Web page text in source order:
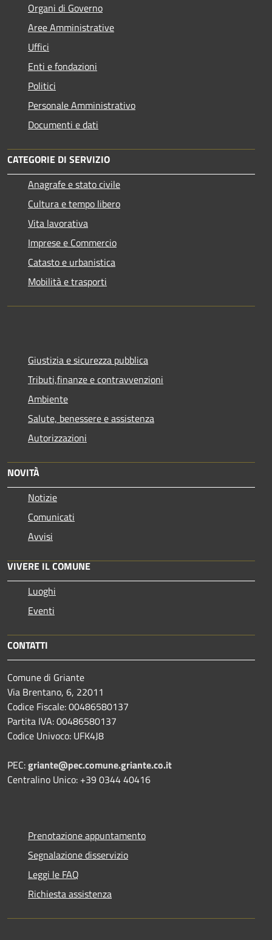
Organi di Governo
Aree Amministrative
Uffici
Enti e fondazioni
Politici
Personale Amministrativo
Documenti e dati
CATEGORIE DI SERVIZIO
Anagrafe e stato civile
Cultura e tempo libero
Vita lavorativa
Imprese e Commercio
Catasto e urbanistica
Mobilità e trasporti
Giustizia e sicurezza pubblica
Tributi,finanze e contravvenzioni
Ambiente
Salute, benessere e assistenza
Autorizzazioni
NOVITÀ
Notizie
Comunicati
Avvisi
VIVERE IL COMUNE
Luoghi
Eventi
CONTATTI
Comune di Griante
Via Brentano, 6, 22011
Codice Fiscale: 00486580137
Partita IVA: 00486580137
Codice Univoco: UFK4J8
PEC:griante@pec.comune.griante.co.it
Centralino Unico: +39 0344 40416
Prenotazione appuntamento
Segnalazione disservizio
Leggi le FAQ
Richiesta assistenza